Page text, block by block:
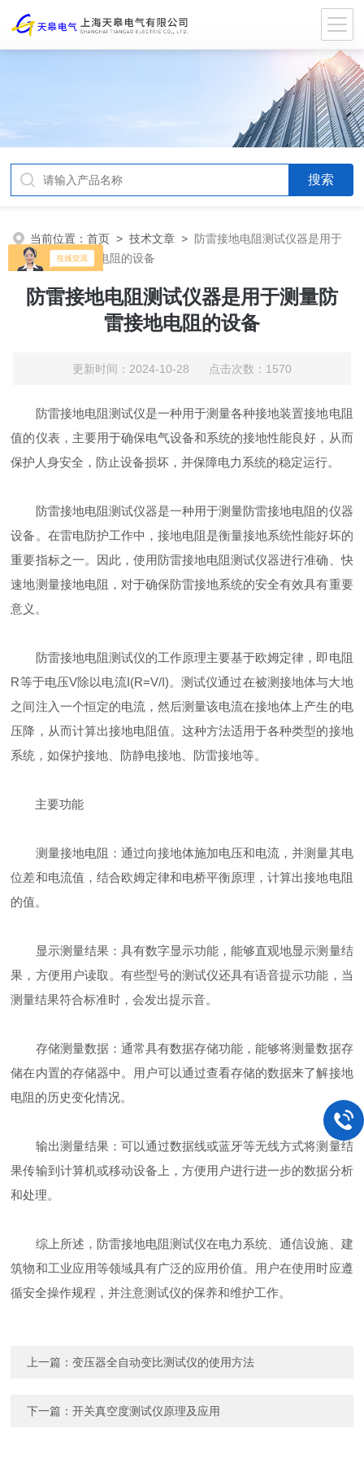
当前位置：首页 >技术文章 > 防雷接地电阻测试仪器是用于
测量防雷接地电阻的设备
防雷接地电阻测试仪器是用于测量防
雷接地电阻的设备
更新时间：2024-10-28 点击次数：1570
‌防雷接地电阻测试仪‌是一种用于测量各种接地装置接地电阻
值的仪表，主要用于确保电气设备和系统的接地性能良好，从而
保护人身安全，防止设备损坏，并保障电力系统的稳定运行‌。
防雷接地电阻测试仪器是一种用于测量防雷接地电阻的仪器
设备。在雷电防护工作中，接地电阻是衡量接地系统性能好坏的
重要指标之一。因此，使用防雷接地电阻测试仪器进行准确、快
速地测量接地电阻，对于确保防雷接地系统的安全有效具有重要
意义。
防雷接地电阻测试仪的工作原理主要基于欧姆定律，即电阻
R等于电压V除以电流I(R=V/I)。测试仪通过在被测接地体与大地
之间注入一个恒定的电流，然后测量该电流在接地体上产生的电
压降，从而计算出接地电阻值。这种方法适用于各种类型的接地
系统，如保护接地、防静电接地、防雷接地等。
主要功能
‌测量接地电阻‌：通过向接地体施加电压和电流，并测量其电
位差和电流值，结合欧姆定律和电桥平衡原理，计算出接地电阻
的值‌。
‌显示测量结果‌：具有数字显示功能，能够直观地显示测量结
果，方便用户读取。有些型号的测试仪还具有语音提示功能，当
测量结果符合标准时，会发出提示音‌。
‌存储测量数据‌：通常具有数据存储功能，能够将测量数据存
储在内置的存储器中。用户可以通过查看存储的数据来了解接地
电阻的历史变化情况‌。
‌输出测量结果‌：可以通过数据线或蓝牙等无线方式将测量结
果传输到计算机或移动设备上，方便用户进行进一步的数据分析
和处理‌。
综上所述，防雷接地电阻测试仪在电力系统、通信设施、建
筑物和工业应用等领域具有广泛的应用价值。用户在使用时应遵
循安全操作规程，并注意测试仪的保养和维护工作。
上一篇：变压器全自动变比测试仪的使用方法
下一篇：开关真空度测试仪原理及应用